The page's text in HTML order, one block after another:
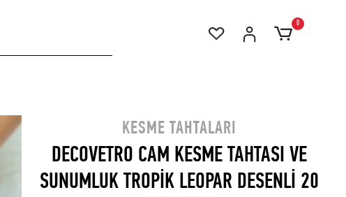
0
KESME TAHTALARI
DECOVETRO CAM KESME TAHTASI VE
SUNUMLUK TROPİK LEOPAR DESENLİ 20